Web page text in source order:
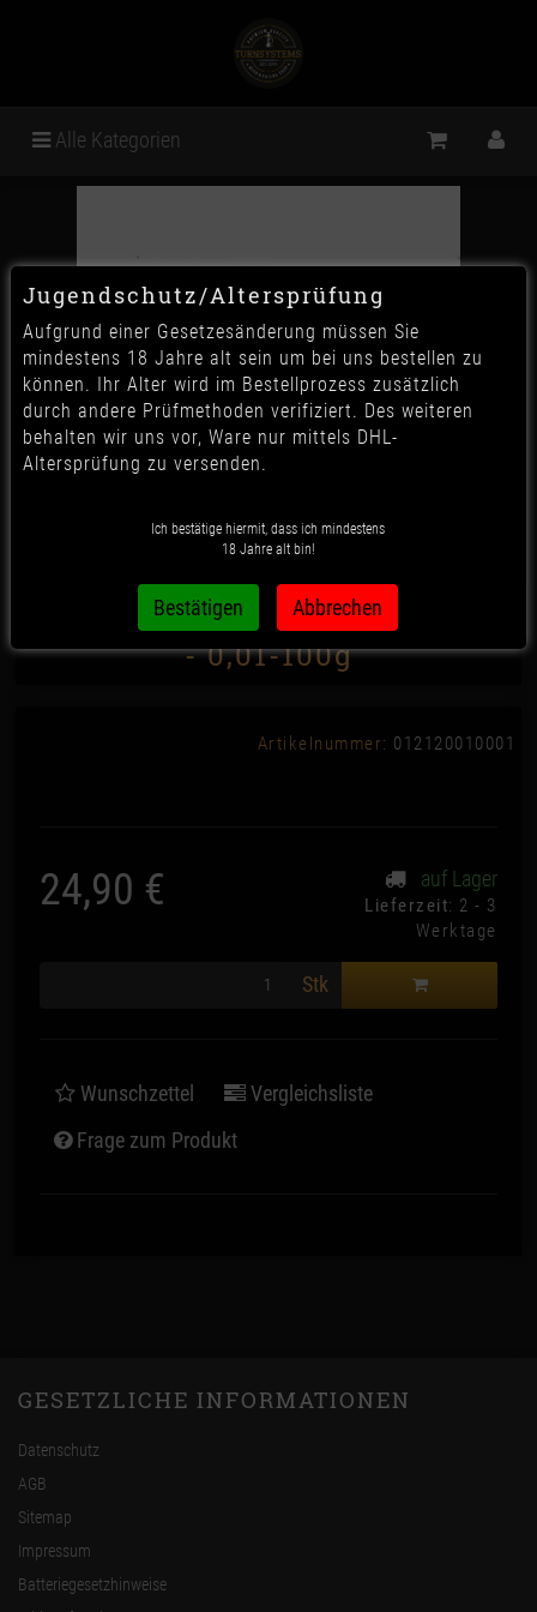
Alle Kategorien
Perfectweigh - Digitalwaage
- 0,01-100g
Artikelnummer: 012120010001
24,90 € auf Lager
Lieferzeit: 2 - 3
Werktage
Stk
Wunschzettel
Vergleichsliste
Frage zum Produkt
GESETZLICHE INFORMATIONEN
Datenschutz
AGB
Sitemap
Impressum
Batteriegesetzhinweise
Jugendschutz/Altersprüfung
Aufgrund einer Gesetzesänderung müssen Sie
mindestens 18 Jahre alt sein um bei uns bestellen zu
können. Ihr Alter wird im Bestellprozess zusätzlich
durch andere Prüfmethoden verifiziert. Des weiteren
behalten wir uns vor, Ware nur mittels DHL-
Altersprüfung zu versenden.
Ich bestätige hiermit, dass ich mindestens
18 Jahre alt bin!